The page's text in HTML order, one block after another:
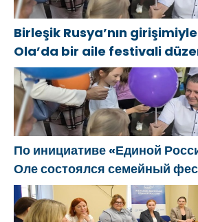
Birleşik Rusya’nın
Ola’da bir aile festivali
По инициативе «Единой
Оле состоялся семейный